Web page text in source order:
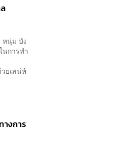
หนุ่ม บัง
การทำ
ยเสน่ห์
งการ